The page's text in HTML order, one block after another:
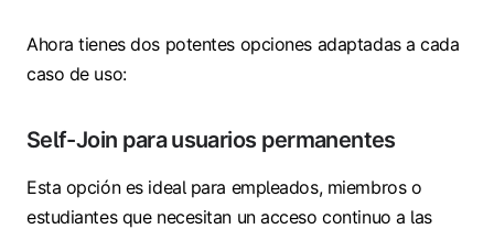
Ahora tienes dos potentes opciones adaptadas a cada
caso de uso:
Self-Join para usuarios permanentes
Esta opción es ideal para empleados, miembros o
estudiantes que necesitan un acceso continuo a las